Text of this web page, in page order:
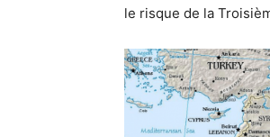
le risque de la